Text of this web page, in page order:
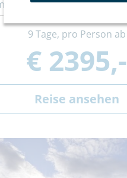
à 9 Tage
9 Tage, pro Person ab
€ 2395,-
Reise ansehen